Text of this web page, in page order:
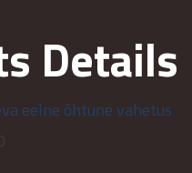
Details
eelne õhtune vahetus